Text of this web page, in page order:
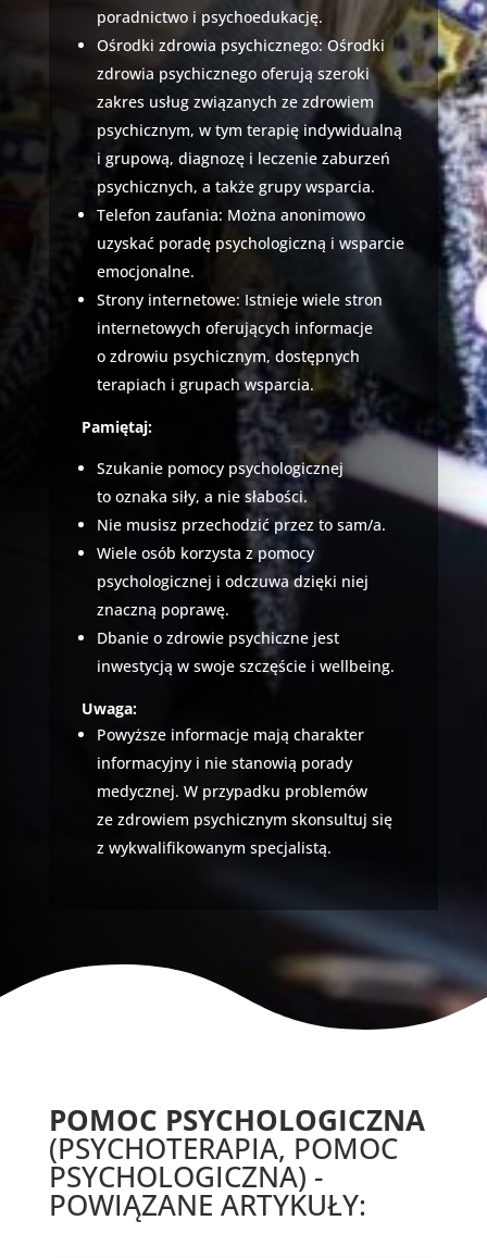
poradnictwo i psychoedukację.
Ośrodki zdrowia psychicznego: Ośrodki
zdrowia psychicznego oferują szeroki
zakres usług związanych ze zdrowiem
psychicznym, w tym terapię indywidualną
i grupową, diagnozę i leczenie zaburzeń
psychicznych, a także grupy wsparcia.
Telefon zaufania: Można anonimowo
uzyskać poradę psychologiczną i wsparcie
emocjonalne.
Strony internetowe: Istnieje wiele stron
internetowych oferujących informacje
o zdrowiu psychicznym, dostępnych
terapiach i grupach wsparcia.
Pamiętaj:
Szukanie pomocy psychologicznej
to oznaka siły, a nie słabości.
Nie musisz przechodzić przez to sam/a.
Wiele osób korzysta z pomocy
psychologicznej i odczuwa dzięki niej
znaczną poprawę.
Dbanie o zdrowie psychiczne jest
inwestycją w swoje szczęście i wellbeing.
Uwaga:
Powyższe informacje mają charakter
informacyjny i nie stanowią porady
medycznej. W przypadku problemów
ze zdrowiem psychicznym skonsultuj się
z wykwalifikowanym specjalistą.
POMOC PSYCHOLOGICZNA
(PSYCHOTERAPIA, POMOC
PSYCHOLOGICZNA) -
POWIĄZANE ARTYKUŁY: